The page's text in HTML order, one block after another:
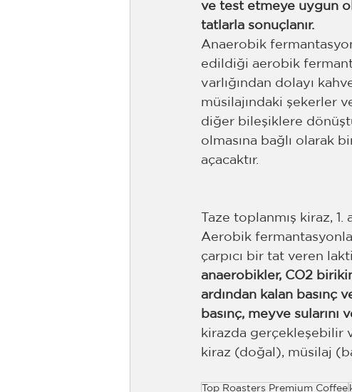
ve test etmeye uygun
tatlarla sonuçlanır.
Anaerobik
edildiği aerobik
varlığından dolayı
müsilajındaki şekerler
diğer bileşiklere
olmasına bağlı olarak
açacaktır.
Taze toplanmış kiraz,
Aerobik fermantasyonla
çarpıcı bir tat veren
anaerobikler, CO2
ardından kalan basınç
basınç, meyve
kirazda gerçekleşebilir
kiraz (doğal), müsilaj
Top Roasters Premium Coffee